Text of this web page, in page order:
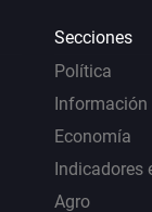
Secciones
Política
Información
Economía
Indicadores
Agro